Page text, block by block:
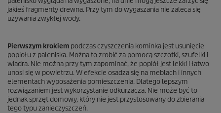
jakieś fragmenty drewna. Przy tym do wygaszania nie zaleca się
używania zwykłej wody.
Pierwszym krokiem podczas czyszczenia kominka jest usunięcie
popiołu z paleniska. Można to zrobić za pomocą szczotki, szufelki i
wiadra. Nie można przy tym zapominać, że popiół jest lekki i łatwo
unosi się w powietrzu. W efekcie osadza się na meblach i innych
elementach wyposażenia pomieszczenia. Dlatego lepszym
rozwiązaniem jest wykorzystanie odkurzacza. Nie może być to
jednak sprzęt domowy, który nie jest przystosowany do zbierania
tego typu zanieczyszczeń.